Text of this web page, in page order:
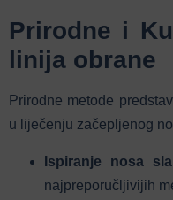
Prirodne i
linija obrane
Prirodne metode
u liječenju začepljenog
Ispiranje nosa
najpreporučljivijih